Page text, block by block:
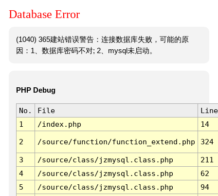
Database Error
(1040) 365建站错误警告：连接数据库失败，可能的原
因：1、数据库密码不对; 2、mysql未启动。
PHP Debug
No. File
Line
1
/index.php 14
2 /source/function/function_extend.php 324
3 /source/class/jzmysql.class.php
211
4
/source/class/jzmysql.class.php
62
5
/source/class/jzmysql.class.php
94